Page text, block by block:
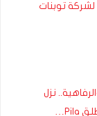
توبنات
نزل